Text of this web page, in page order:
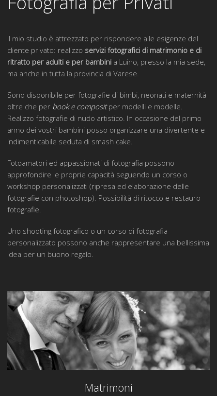
Il mio studio è attrezzato per rispondere alle esigenze del
cliente privato: realizzo servizi fotografici di matrimonio e di
ritratto per adulti e per bambini a Luino, presso la mia sede,
ma anche in tutta la provincia di Varese.
Sono disponibile per fotografie di bimbi, neonati e maternità
oltre che per book e compositper modelli e modelle.
Realizzo fotografie di nudo artistico. In occasione del primo
anno dei vostri bambini posso organizzare una divertente e
indimenticabile seduta di smash cake.
Fotoamatori ed appassionati di fotografia possono
approfondire le proprie capacità seguendo un corso o
workshop personalizzati (ripresa ed elaborazione delle
fotografie con photoshop). Possibilità di ritocco e restauro
fotografie.
Uno shooting fotografico o un corso di fotografia
personalizzato possono anche rappresentare una bellissima
idea per un buono regalo.
Matrimoni